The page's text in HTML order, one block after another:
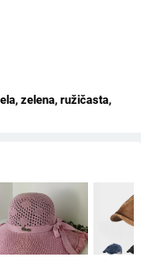
zelena, ružičasta,